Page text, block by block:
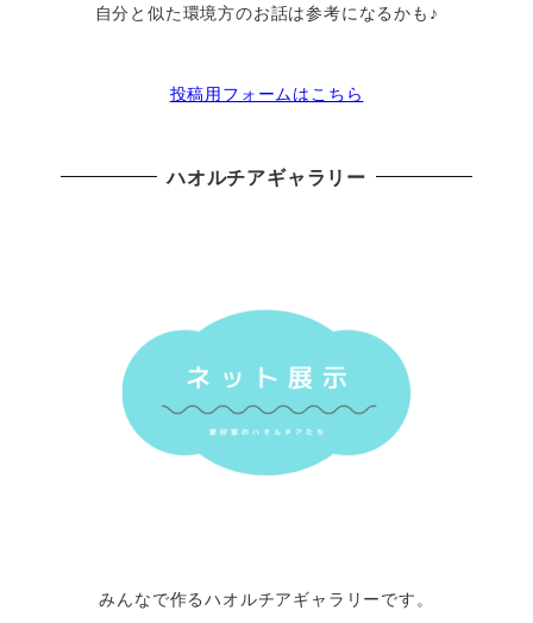
自分と似た環境方のお話は参考になるかも♪
投稿用フォームはこちら
ハオルチアギャラリー
みんなで作るハオルチアギャラリーです。